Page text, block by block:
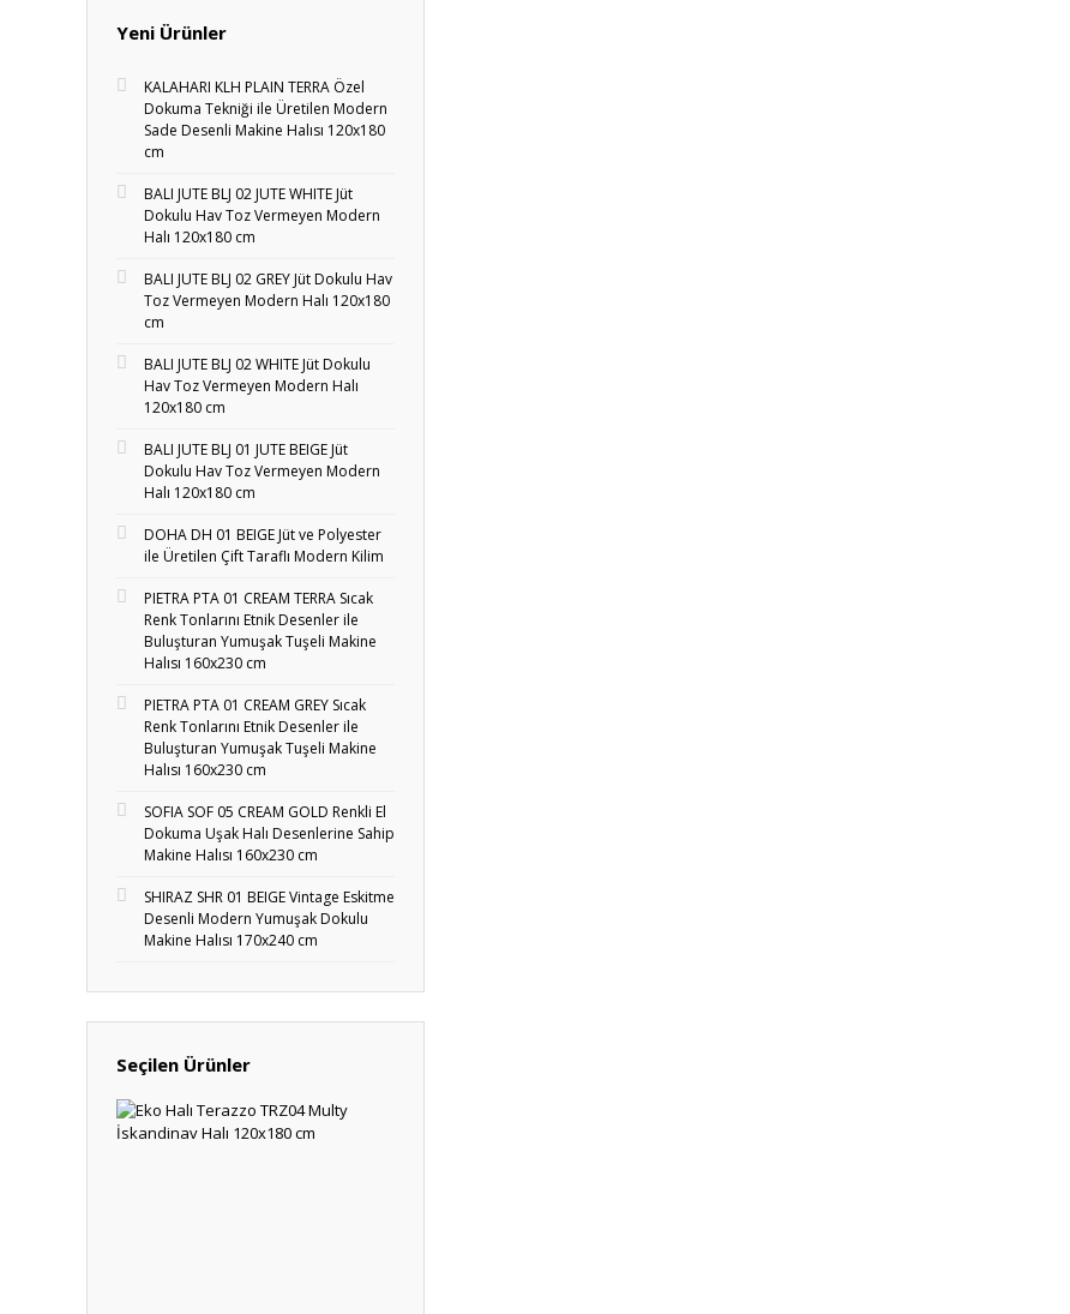
Yeni Ürünler
KALAHARI KLH PLAIN TERRA Özel
Dokuma Tekniği ile Üretilen Modern
Sade Desenli Makine Halısı 120x180
cm
BALI JUTE BLJ 02 JUTE WHITE Jüt
Dokulu Hav Toz Vermeyen Modern
Halı 120x180 cm
BALI JUTE BLJ 02 GREY Jüt Dokulu Hav
Toz Vermeyen Modern Halı 120x180
cm
BALI JUTE BLJ 02 WHITE Jüt Dokulu
Hav Toz Vermeyen Modern Halı
120x180 cm
BALI JUTE BLJ 01 JUTE BEIGE Jüt
Dokulu Hav Toz Vermeyen Modern
Halı 120x180 cm
DOHA DH 01 BEIGE Jüt ve Polyester
ile Üretilen Çift Taraflı Modern Kilim
PIETRA PTA 01 CREAM TERRA Sıcak
Renk Tonlarını Etnik Desenler ile
Buluşturan Yumuşak Tuşeli Makine
Halısı 160x230 cm
PIETRA PTA 01 CREAM GREY Sıcak
Renk Tonlarını Etnik Desenler ile
Buluşturan Yumuşak Tuşeli Makine
Halısı 160x230 cm
SOFIA SOF 05 CREAM GOLD Renkli El
Dokuma Uşak Halı Desenlerine Sahip
Makine Halısı 160x230 cm
SHIRAZ SHR 01 BEIGE Vintage Eskitme
Desenli Modern Yumuşak Dokulu
Makine Halısı 170x240 cm
Seçilen Ürünler